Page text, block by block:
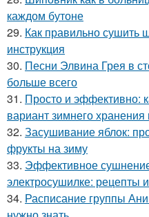
каждом бутоне
29. Как правильно сушить
инструкция
30. Песни Элвина Грея в
больше всего
31. Просто и эффективно:
вариант зимнего
32. Засушивание яблок:
фрукты на зиму
33. Эффективное
электросушилке: рецепты
34. Расписание группы